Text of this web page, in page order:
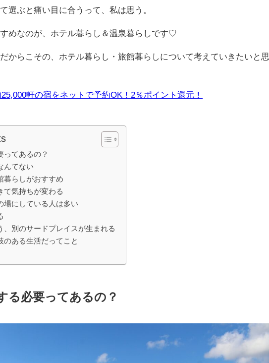
選ぶと痛い目に合うって、私は思う。
めなのが、ホテル暮らし＆温泉暮らしです♡
からこその、ホテル暮らし・旅館暮らしについて考えていきたいと思
軒の宿をネットで予約OK！2％ポイント還元！
ってあるの？
んてない
暮らしがおすすめ
て気持ちが変わる
場にしている人は多い
、別のサードプレイスが生まれる
のある生活だってこと
る必要ってあるの？